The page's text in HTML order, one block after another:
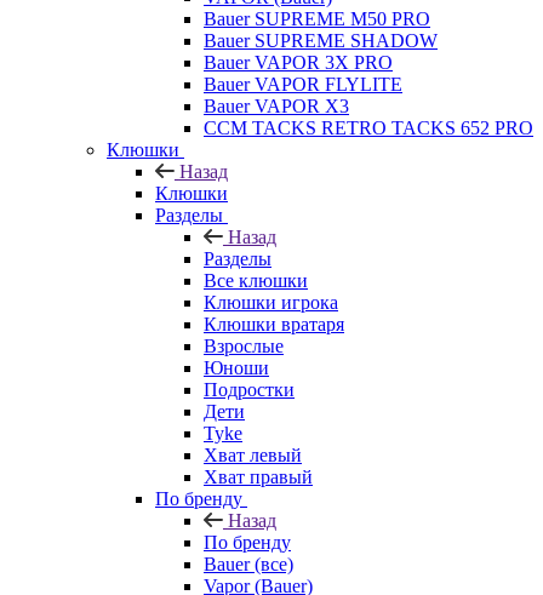
Bauer SUPREME M50 PRO
Bauer SUPREME SHADOW
Bauer VAPOR 3X PRO
Bauer VAPOR FLYLITE
Bauer VAPOR X3
CCM TACKS RETRO TACKS 652 PRO
Клюшки
Назад
Клюшки
Разделы
Назад
Разделы
Все клюшки
Клюшки игрока
Клюшки вратаря
Взрослые
Юноши
Подростки
Дети
Tyke
Хват левый
Хват правый
По бренду
Назад
По бренду
Bauer (все)
Vapor (Bauer)